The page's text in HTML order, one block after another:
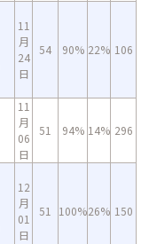
11
月
24
日
54 90% 22% 106
11
月
06
日
51 94% 14% 296
12
月
01
日
51 100%26% 150